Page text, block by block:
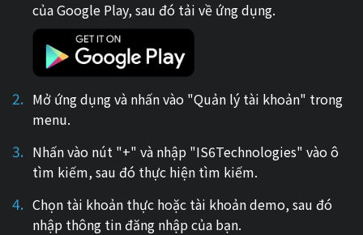
của Google Play, sau đó tải về ứng dụng.
Mở ứng dụng và nhấn vào "Quản lý tài khoản" trong
menu.
Nhấn vào nút "+" và nhập "IS6Technologies" vào ô
tìm kiếm, sau đó thực hiện tìm kiếm.
Chọn tài khoản thực hoặc tài khoản demo, sau đó
nhập thông tin đăng nhập của bạn.